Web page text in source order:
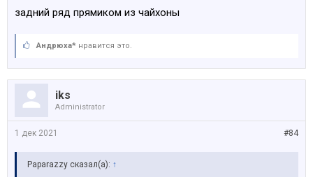
задний ряд прямиком из чайхоны
Андрюха* нравится это.
iks
Administrator
#84
1 дек 2021
Paparazzy сказал(а): ↑